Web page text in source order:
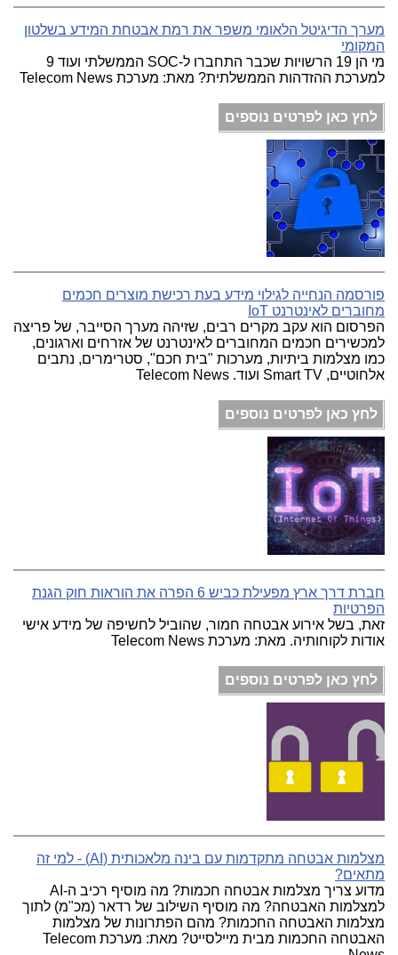
מערך הדיגיטל הלאומי משפר את רמת אבטחת המידע בשלטון
המקומי
מי הן 19 הרשויות שכבר התחברו ל-SOC הממשלתי ועוד 9
למערכת ההזדהות הממשלתית? מאת: מערכת Telecom News
לחץ כאן לפרטים נוספים
פורסמה הנחייה לגילוי מידע בעת רכישת מוצרים חכמים
מחוברים לאינטרנט IoT
הפרסום הוא עקב מקרים רבים, שזיהה מערך הסייבר, של פריצה
למכשירים חכמים המחוברים לאינטרנט של אזרחים וארגונים,
כמו מצלמות ביתיות, מערכות "בית חכם", סטרימרים, נתבים
אלחוטיים, Smart TV ועוד. Telecom News
לחץ כאן לפרטים נוספים
חברת דרך ארץ מפעילת כביש 6 הפרה את הוראות חוק הגנת
הפרטיות
זאת, בשל אירוע אבטחה חמור, שהוביל לחשיפה של מידע אישי
אודות לקוחותיה. מאת: מערכת Telecom News
לחץ כאן לפרטים נוספים
מצלמות אבטחה מתקדמות עם בינה מלאכותית (AI) - למי זה
מתאים?
מדוע צריך מצלמות אבטחה חכמות? מה מוסיף רכיב ה-AI
למצלמות האבטחה? מה מוסיף השילוב של רדאר (מכ"מ) לתוך
מצלמות האבטחה החכמות? מהם הפתרונות של מצלמות
האבטחה החכמות מבית מיילסייט? מאת: מערכת Telecom